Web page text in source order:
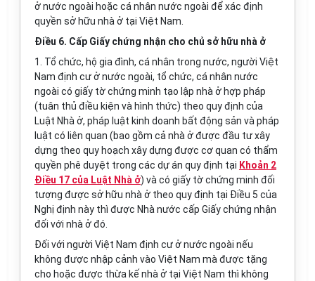
ở nước ngoài hoặc cá nhân nước ngoài để xác định
quyền sở hữu nhà ở tại Việt Nam.
Điều 6. Cấp Giấy chứng nhận cho chủ sở hữu nhà ở
1. Tổ chức, hộ gia đình, cá nhân trong nước, người Việt
Nam định cư ở nước ngoài, tổ chức, cá nhân nước
ngoài có giấy tờ chứng minh tạo lập nhà ở hợp pháp
(tuân thủ điều kiện và hình thức) theo quy định của
Luật Nhà ở, pháp luật kinh doanh bất động sản và pháp
luật có liên quan (bao gồm cả nhà ở được đầu tư xây
dựng theo quy hoạch xây dựng được cơ quan có thẩm
quyền phê duyệt trong các dự án quy định tại Khoản 2
Điều 17 của Luật Nhà ở) và có giấy tờ chứng minh đối
tượng được sở hữu nhà ở theo quy định tại Điều 5 của
Nghị định này thì được Nhà nước cấp Giấy chứng nhận
đối với nhà ở đó.
Đối với người Việt Nam định cư ở nước ngoài nếu
không được nhập cảnh vào Việt Nam mà được tặng
cho hoặc được thừa kế nhà ở tại Việt Nam thì không